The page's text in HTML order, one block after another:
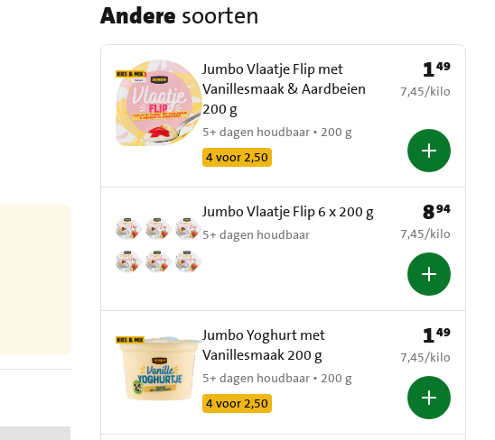
Andere soorten
Jumbo Vlaatje Flip met
Vanillesmaak & Aardbeien
200 g
5+ dagen houdbaar • 200 g
4 voor 2,50
Prijs: € 1,49
149
€ 7,45 per kilo
7,45/kilo
Jumbo Vlaatje Flip 6 x 200 g
5+ dagen houdbaar
Prijs: € 8,94
894
€ 7,45 per kilo
7,45/kilo
Jumbo Yoghurt met
Vanillesmaak 200 g
5+ dagen houdbaar • 200 g
4 voor 2,50
Prijs: € 1,49
149
€ 7,45 per kilo
7,45/kilo